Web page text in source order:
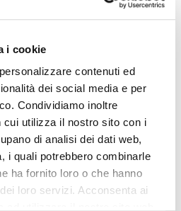
i cookie
contenuti ed
dei social media e per
Condividiamo inoltre
cui utilizza il nostro sito con i
di analisi dei dati web,
i quali potrebbero combinarle
ha fornito loro o che hanno
loro servizi. Acconsenta ai
Comprare casa a Trieste, gli
stranieri fanno salire il
mercato: “La città è [...]